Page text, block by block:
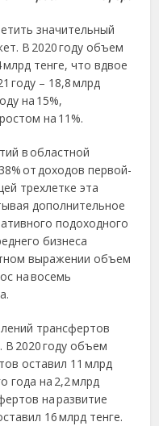
значительный
В 2020 году объем
тенге, что вдвое
году – 18,8 млрд
на 15%,
на 11%.
в областной
от доходов первой-
трехлетке эта
дополнительное
подоходного
бизнеса
выражении объем
на восемь
трансфертов
В 2020 году объем
оставил 11 млрд
года на 2,2 млрд
на развитие
16 млрд тенге.